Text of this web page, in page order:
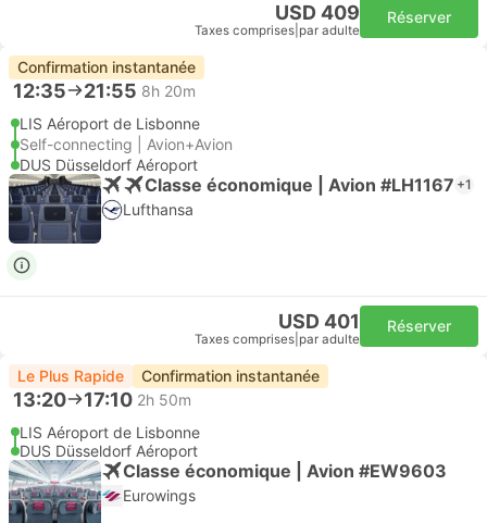
USD 409
Taxes comprises par adulte
Réserver
Confirmation instantanée
12:35 21:55 8h 20m
LIS Aéroport de Lisbonne
Self-connecting | Avion+Avion
DUS Düsseldorf Aéroport
Classe économique | Avion #LH1167 +1
Lufthansa
USD 401
Taxes comprises par adulte
Réserver
Le Plus Rapide Confirmation instantanée
13:20 17:10 2h 50m
LIS Aéroport de Lisbonne
DUS Düsseldorf Aéroport
Classe économique | Avion #EW9603
Eurowings